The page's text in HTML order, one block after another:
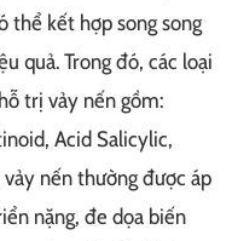
thể kết hợp song song
quả. Trong đó, các loại
trị vảy nến gồm:
Acid Salicylic,
nến thường được áp
nặng, đe dọa biến